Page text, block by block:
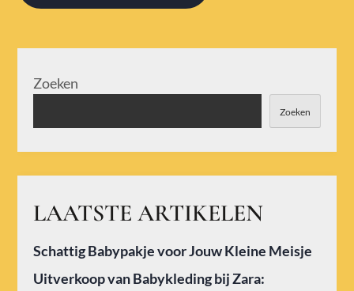
Zoeken
Zoeken
LAATSTE ARTIKELEN
Schattig Babypakje voor Jouw Kleine Meisje
Uitverkoop van Babykleding bij Zara: